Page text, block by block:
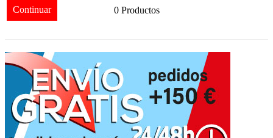
Continuar 0 Productos